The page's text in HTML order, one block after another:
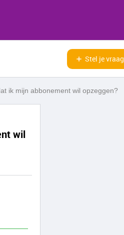
Stel je vraag
ik mijn abbonement wil opzeggen?
wil